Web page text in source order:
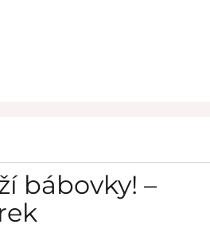
bábovky! –